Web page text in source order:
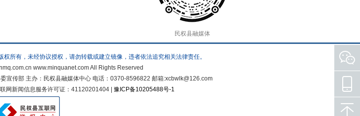
民权县融媒体
所有，未经协议授权，请勿转载或建立镜像，违者依法追究相关法律责任。
www.minquanet.com All Rights Reserved
宣传部 主办：民权县融媒体中心 电话：0370-8596822 邮箱:xcbwlk@126.com
网新闻信息服务许可证：41120201404 | 豫ICP备10205488号-1